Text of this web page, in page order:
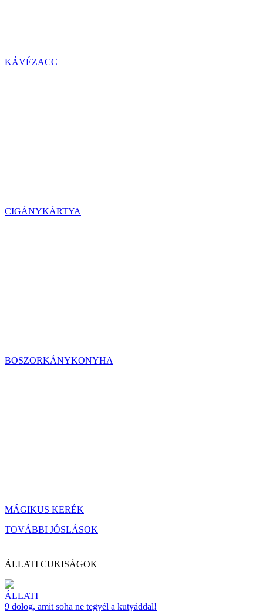
KÁVÉZACC
CIGÁNYKÁRTYA
BOSZORKÁNYKONYHA
MÁGIKUS KERÉK
TOVÁBBI JÓSLÁSOK
ÁLLATI CUKISÁGOK
ÁLLATI
9 dolog, amit soha ne tegyél a kutyáddal!